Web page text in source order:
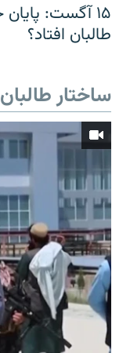
۱۵ آگست:
طالبان افتاد؟
ساختار طالبان